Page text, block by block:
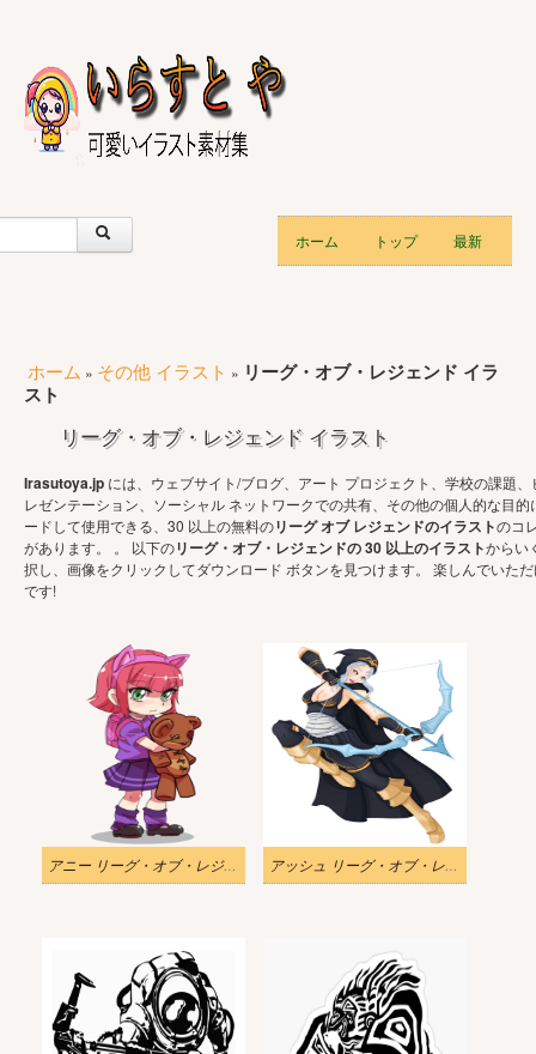
ホーム トップ 最新
ホーム » その他 イラスト » リーグ・オブ・レジェンド イラ
スト
リーグ・オブ・レジェンド イラスト
Irasutoya.jp には、ウェブサイト/ブログ、アート プロジェクト、学校の課題、
レゼンテーション、ソーシャル ネットワークでの共有、その他の個人的な目的
ードして使用できる、30 以上の無料のリーグ オブ レジェンドのイラストのコ
があります。 。 以下のリーグ・オブ・レジェンドの 30 以上のイラストからい
択し、画像をクリックしてダウンロード ボタンを見つけます。 楽しんでいた
です!
アニー リーグ・オブ・レジェンドの透明なイラスト アッシュ リーグ・オブ・レジェンドのイラスト